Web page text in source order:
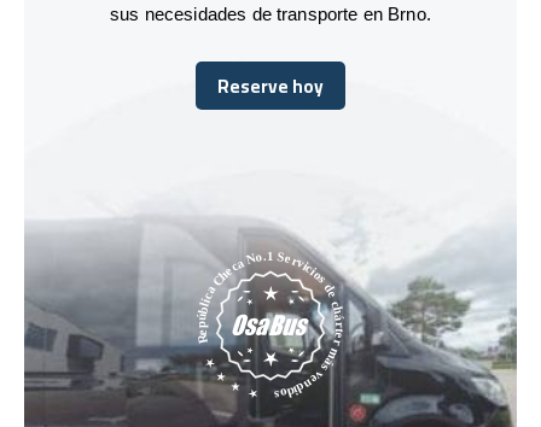
sus necesidades de transporte en Brno.
Reserve hoy
Reserve hoy